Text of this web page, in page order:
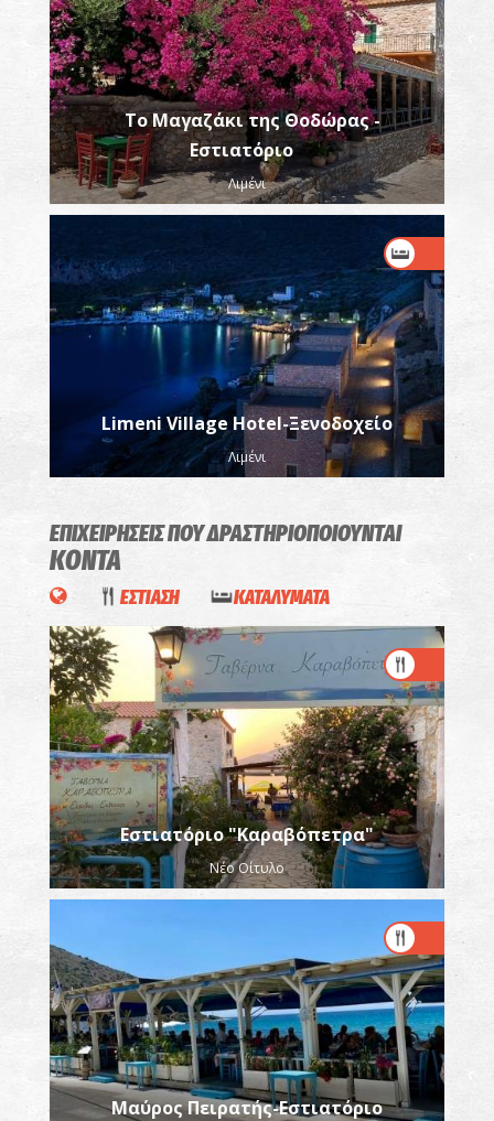
Το Μαγαζάκι της Θοδώρας -
Εστιατόριο
Λιμένι
Limeni Village Hotel-Ξενοδοχείο
Λιμένι
ΕΠΙΧΕΙΡΗΣΕΙΣ ΠΟΥ ΔΡΑΣΤΗΡΙΟΠΟΙΟΥΝΤΑΙ
ΚΟΝΤΑ
ΕΣΤΙΑΣΗ ΚΑΤΑΛΥΜΑΤΑ
Εστιατόριο "Καραβόπετρα"
Νέο Οίτυλο
Μαύρος Πειρατής-Εστιατόριο